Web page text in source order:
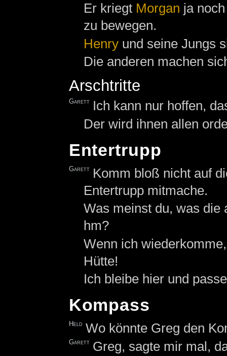
Er kriegt Morgan ja
zu bewegen.
Henryund seine Jungs
Die anderen machen
Arschtritte
Garett Ich kann nur hoffen,
Der wird ihnen allen
Entertrupp
Garett Komm bloß nicht auf
Entertrupp mitmache.
Was meinst du, was die
hm?
Wenn ich
Hütte!
Ich bleibe hier und
Kompass
Held Wo könnte Greg den
Garett Greg, sagte mir mal,